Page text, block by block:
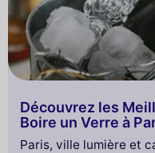
Découvrez les
Boire un Verre à
Paris, ville lumière et